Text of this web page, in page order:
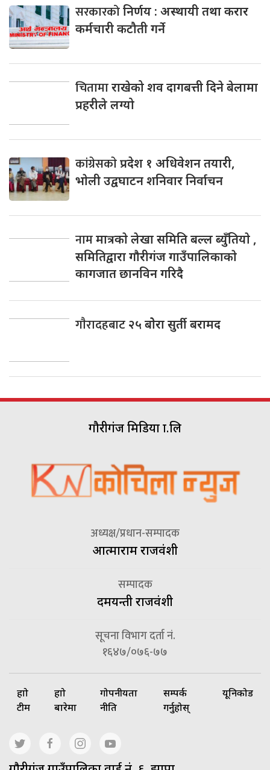
सरकारकोनिर्णय : अस्थायी तथा करार
कर्मचारी कटौती गर्ने
चितामाराखेको शव दागबत्ती दिने बेलामा
प्रहरीले लग्यो
कांग्रेसकाेप्रदेश १ अधिवेशन तयारी,
भाेली उद्वघाटन शनिवार निर्वाचन
नाममात्रकाे लेखा समिति बल्ल ब्युँतियाे ,
समितिद्वारा गाैरीगंज गाउँपालिकाकाे
कागजात छानविन गरिदै
गाैरादहबाट २५ बाेेरा सुर्ती बरामद
गौरीगंज मिडिया प्रा.लि
अध्यक्ष/प्रधान-सम्पादक
आत्माराम राजवंशी
सम्पादक
दमयन्ती राजवंशी
सूचना विभाग दर्ता नं.
१६४७/०७६-७७
हाम्रो
टीम
हाम्रो
बारेमा
गोपनीयता
नीति
सम्पर्क
गर्नुहोस्
यूनिकोड